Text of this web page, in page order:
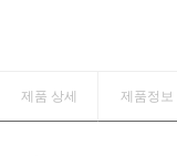
제품 상세 제품정보